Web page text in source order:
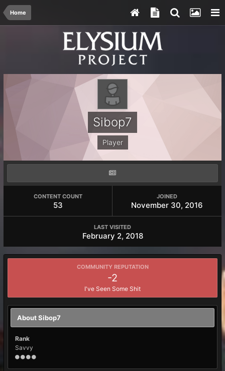
Home
Sibop7
Player
CONTENT COUNT
53
JOINED
November 30, 2016
LAST VISITED
February 2, 2018
COMMUNITY REPUTATION
-2
I've Seen Some Shit
About Sibop7
Rank
Savvy